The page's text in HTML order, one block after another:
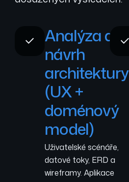
Analýza a
návrh
architektury
(UX +
doménový
model)
Uživatelské scénáře,
datové toky, ERD a
wireframy. Aplikace